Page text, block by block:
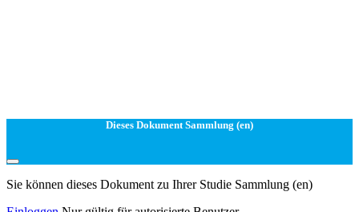
Dieses Dokument Sammlung (en)
Sie können dieses Dokument zu Ihrer Studie Sammlung (en)